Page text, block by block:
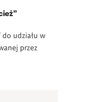
do udziału w
przez